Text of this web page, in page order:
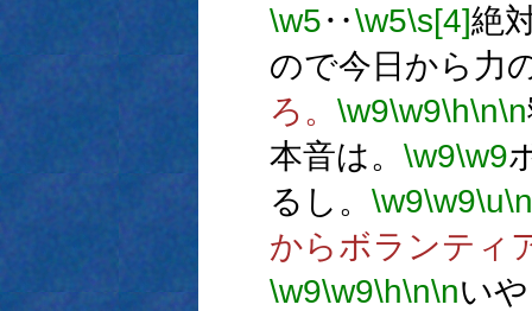
\w5‥\w5\s[4]絶
ので今日から力
ろ。 \w9\w9\h\n\n
本音は。 \w9\w9
るし。 \w9\w9\u\n
からボランティ
\w9\w9\h\n\nい